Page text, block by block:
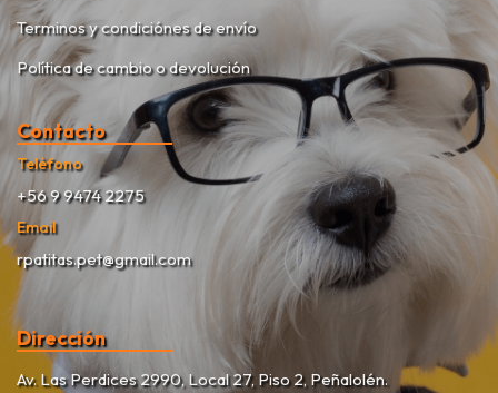
Terminos y condiciónes de envío
Política de cambio o devolución
Contacto
Teléfono
+56 9 9474 2275
Email
rpatitas.pet@gmail.com
Dirección
Av. Las Perdices 2990, Local 27, Piso 2, Peñalolén.